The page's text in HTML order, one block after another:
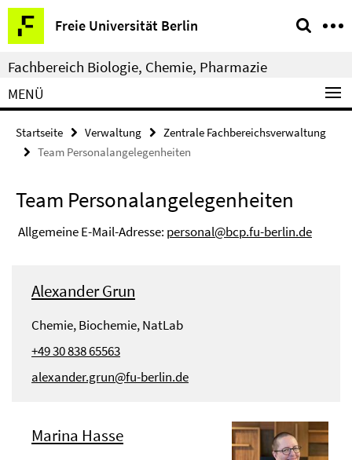
Springe
direkt
zu
Inhalt
Freie Universität Berlin
Service-
Navigation
Fachbereich Biologie, Chemie, Pharmazie
MENÜ
Startseite Verwaltung
Zentrale Fachbereichsverwaltung
Team Personalangelegenheiten
Team Personalangelegenheiten
Allgemeine E-Mail-Adresse: personal@bcp.fu-berlin.de
Alexander Grun
Chemie, Biochemie, NatLab
+49 30 838 65563
alexander.grun@fu-berlin.de
Marina Hasse